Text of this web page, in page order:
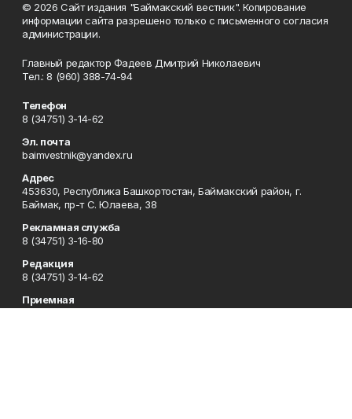
© 2026 Сайт издания "Баймакский вестник". Копирование
информации сайта разрешено только с письменного согласия
администрации.
Главный редактор Фадеев Дмитрий Николаевич
Тел.: 8 (960) 388-74-94
Телефон
8 (34751) 3-14-62
Эл. почта
baimvestnik@yandex.ru
Адрес
453630, Республика Башкортостан, Баймакский район, г.
Баймак, пр-т С. Юлаева, 38
Рекламная служба
8 (34751) 3-16-80
Редакция
8 (34751) 3-14-62
Приемная